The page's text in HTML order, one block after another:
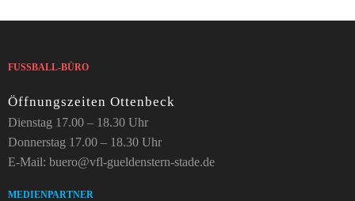
FUSSBALL-BÜRO
Öffnungszeiten Ottenbeck
Dienstag 17.00 – 18.30 Uhr
Donnerstag 17.00 – 18.30 Uhr
E-Mail: buero@vfl-gueldenstern-stade.de
MEDIENPARTNER